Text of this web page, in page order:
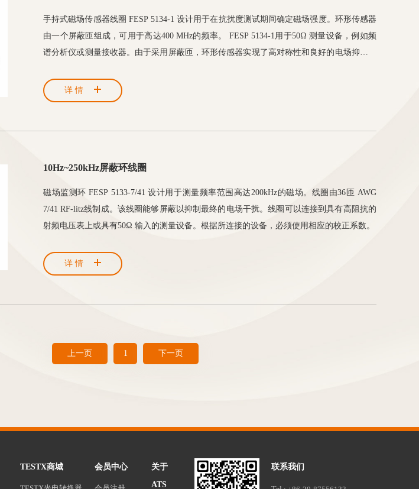
手持式磁场传感器线圈 FESP 5134-1 设计用于在抗扰度测试期间确定磁场强度。环形传感器
由一个屏蔽匝组成，可用于高达400 MHz的频率。 FESP 5134-1用于50Ω 测量设备，例如频
谱分析仪或测量接收器。由于采用屏蔽匝，环形传感器实现了高对称性和良好的电场抑制。
2005、26.BImSchV和许多其他标准的人体暴露极限测量。
详情
10Hz~250kHz屏蔽环线圈
磁场监测环 FESP 5133-7/41 设计用于测量频率范围高达200kHz的磁场。线圈由36匝 AWG
7/41 RF-litz线制成。该线圈能够屏蔽以抑制最终的电场干扰。线圈可以连接到具有高阻抗的
射频电压表上或具有50Ω 输入的测量设备。根据所连接的设备，必须使用相应的校正系数。
详情
上一页 1 下一页
TESTX商城 会员中心
关于
ATS
联系我们